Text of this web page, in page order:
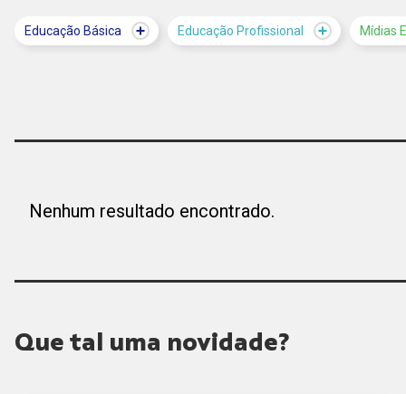
Educação Básica Educação Profissional Mídias
Nenhum resultado encontrado.
Que tal uma novidade?